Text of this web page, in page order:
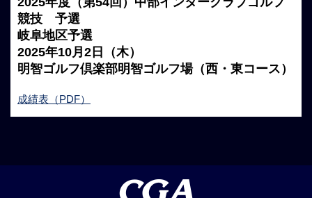
競技 予選
岐阜地区予選
2025年10月2日（木）
明智ゴルフ倶楽部明智ゴルフ場（西・東コース）
成績表（PDF）